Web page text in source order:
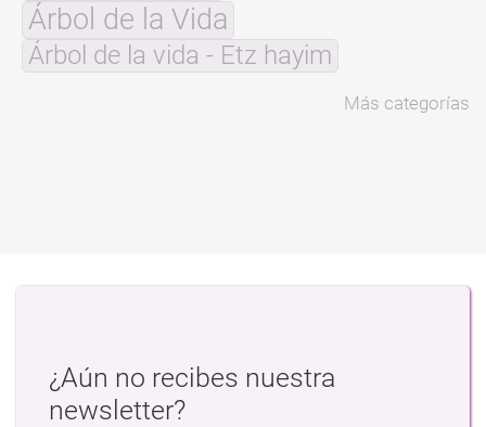
Árbol de la Vida
Árbol de la vida - Etz hayim
Más categorías
¿Aún no recibes nuestra
newsletter?